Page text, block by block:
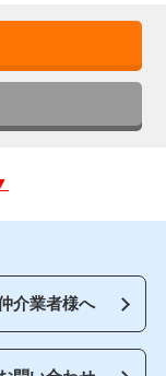
介業者様へ